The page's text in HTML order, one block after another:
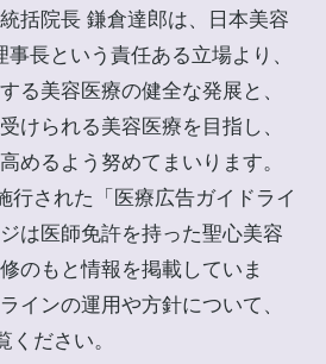
括院長 鎌倉達郎は、日本美容
長という責任ある立場より、
る美容医療の健全な発展と、
けられる美容医療を目指し、
めるよう努めてまいります。
行された「医療広告ガイドライ
は医師免許を持った聖心美容
のもと情報を掲載していま
インの運用や方針について、
ください。